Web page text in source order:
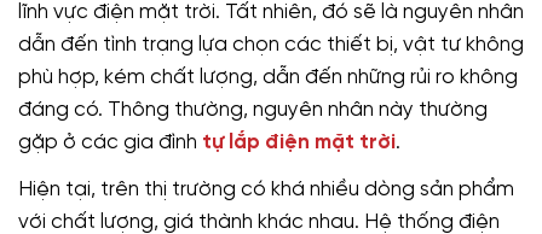
lĩnh vực điện mặt trời. Tất nhiên, đó sẽ là nguyên nhân
dẫn đến tình trạng lựa chọn các thiết bị, vật tư không
phù hợp, kém chất lượng, dẫn đến những rủi ro không
đáng có. Thông thường, nguyên nhân này thường
gặp ở các gia đình tự lắp điện mặt trời.
Hiện tại, trên thị trường có khá nhiều dòng sản phẩm
với chất lượng, giá thành khác nhau. Hệ thống điện